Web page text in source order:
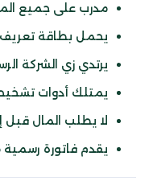
مدرب على جميع
يحمل بطاقة
يرتدي زي الشركة
يمتلك أدوات
لا يطلب المال قبل
يقدم فاتورة